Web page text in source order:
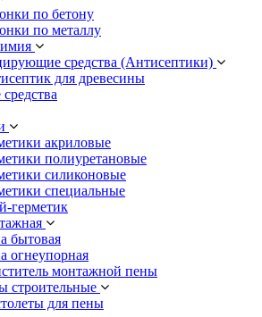
по бетону
по металлу
средства (Антисептики)
для древесины
акриловые
полиуретановые
силиконовые
специальные
герметик
бытовая
огнеупорная
монтажной пены
строительные
для пены